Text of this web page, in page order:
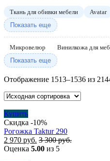
Ткань для обивки мебели Avatar
Показать еще
Микровелюр Винилкожа для
Показать еще
Отображение 1513–1536 из
Купить
Скидка -10%
Рогожка Taktur 290
2 970 руб. 3 300руб.
Оценка 5.00 из 5